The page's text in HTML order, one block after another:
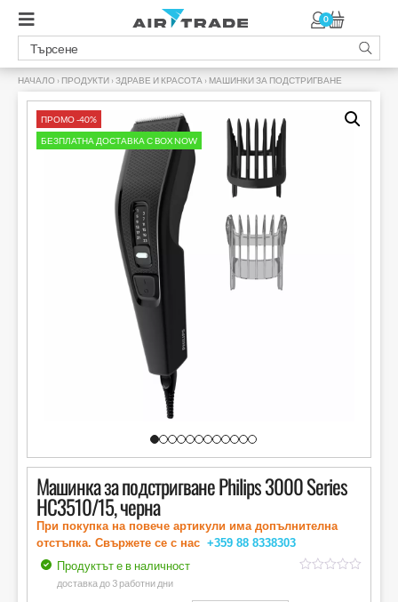
0
НАЧАЛО › ПРОДУКТИ ›ЗДРАВЕ И КРАСОТА › МАШИНКИ ЗА ПОДСТРИГВАНЕ
ПРОМО -40%
БЕЗПЛАТНА ДОСТАВКА С BOX NOW
Машинка за подстригване Philips 3000 Series
HC3510/15, черна
При покупка на повече артикули има допълнителна
отстъпка. Свържете се с нас +359 88 8338303
Продуктът е в наличност
доставка до 3 работни дни